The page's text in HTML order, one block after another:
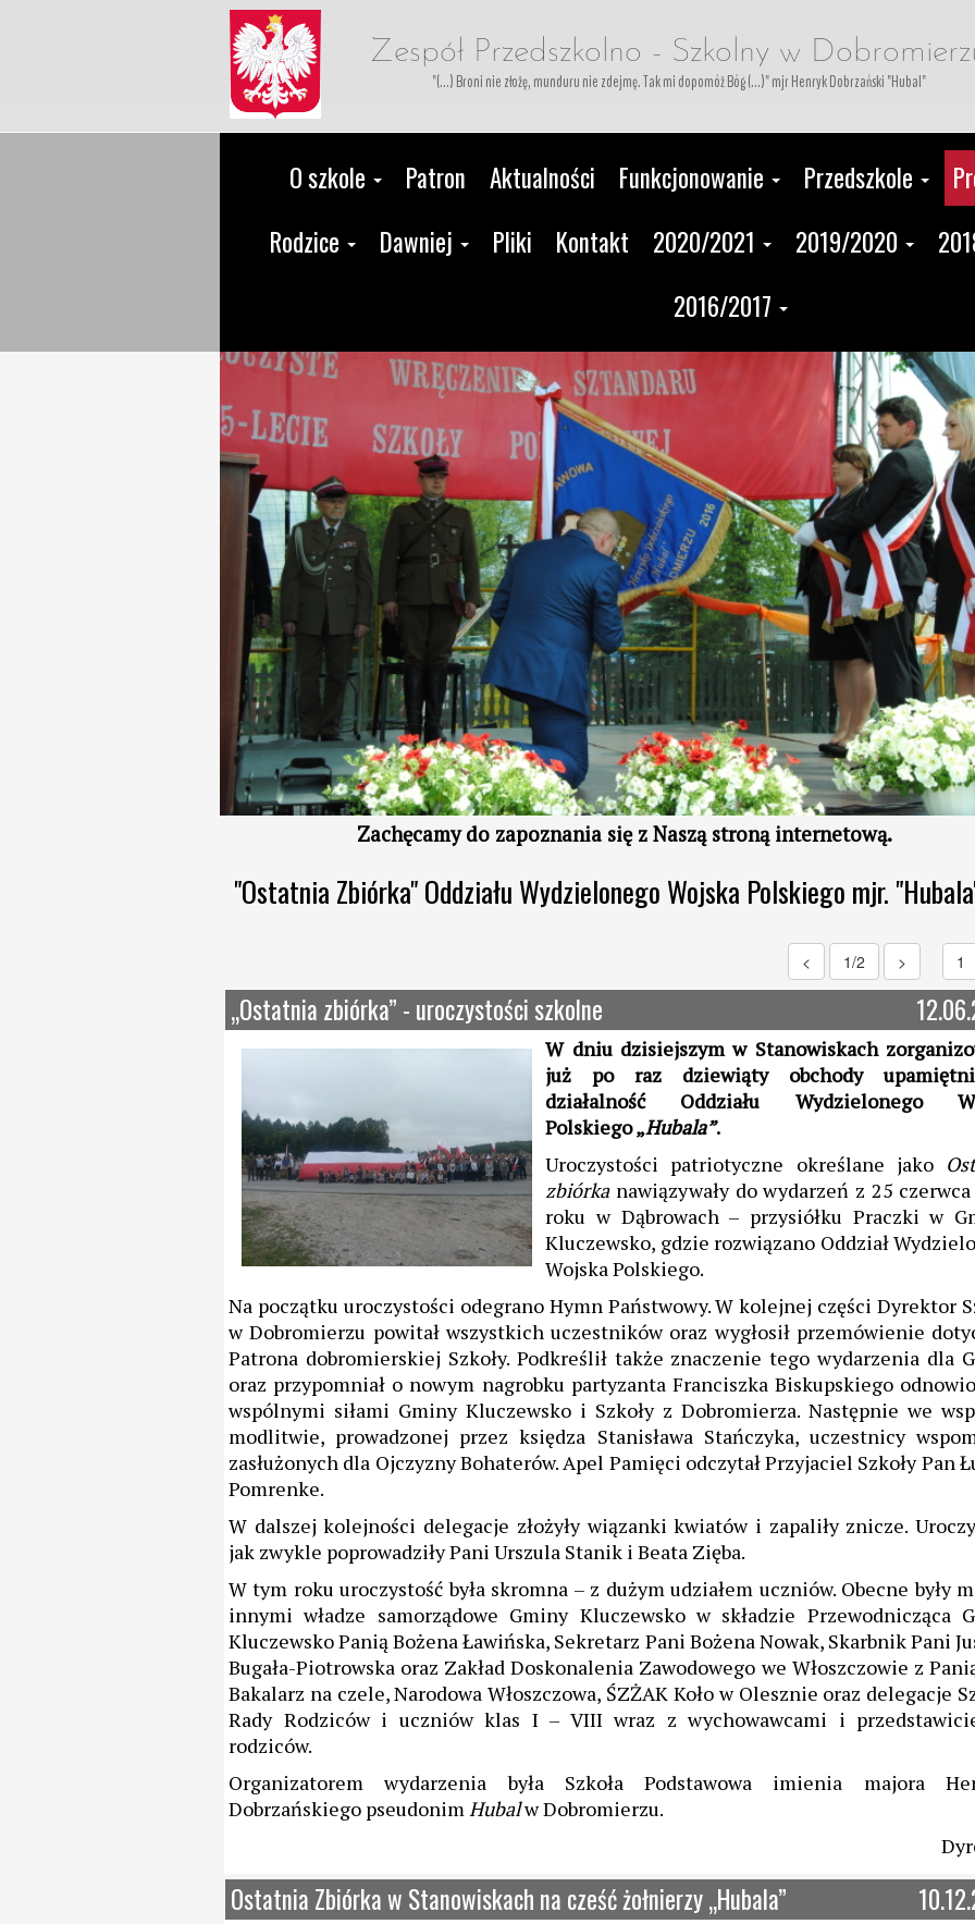
Zespół Przedszkolno - Szkolny w
"(...) Broni nie złożę, munduru nie zdejmę. Tak mi dopomóż Bóg (...)" mjr Henryk Dobrzański "Hubal"
O szkole Patron Aktualności Funkcjonowanie Przedszkole
Rodzice
Dawniej Pliki Kontakt 2020/2021 2019/2020
2016/2017
Zachęcamy do zapoznania się z Naszą stroną internetową.
"Ostatnia Zbiórka" Oddziału Wydzielonego Wojska Polskiego mjr.
< 1/2 > 1
„Ostatnia zbiórka” - uroczystości szkolne
W dniu dzisiejszym w Stanowiskach
już po raz dziewiąty obchody
działalność Oddziału Wydzielonego
Polskiego „Hubala”.
Uroczystości patriotyczne określane jako
zbiórkanawiązywały do wydarzeń z 25
roku w Dąbrowach – przysiółku Praczki w
Kluczewsko, gdzie rozwiązano Oddział
Wojska Polskiego.
Na początku uroczystości odegrano Hymn Państwowy. W kolejnej części Dyrektor
w Dobromierzu powitał wszystkich uczestników oraz wygłosił przemówienie
Patrona dobromierskiej Szkoły. Podkreślił także znaczenie tego wydarzenia dla
oraz przypomniał o nowym nagrobku partyzanta Franciszka Biskupskiego
wspólnymi siłami Gminy Kluczewsko i Szkoły z Dobromierza. Następnie we
modlitwie, prowadzonej przez księdza Stanisława Stańczyka, uczestnicy
zasłużonych dla Ojczyzny Bohaterów. Apel Pamięci odczytał Przyjaciel Szkoły Pan
Pomrenke.
W dalszej kolejności delegacje złożyły wiązanki kwiatów i zapaliły znicze.
jak zwykle poprowadziły Pani Urszula Stanik i Beata Zięba.
W tym roku uroczystość była skromna – z dużym udziałem uczniów. Obecne były
innymi władze samorządowe Gminy Kluczewsko w składzie Przewodnicząca
Kluczewsko Panią Bożena Ławińska, Sekretarz Pani Bożena Nowak, Skarbnik Pani
Bugała-Piotrowska oraz Zakład Doskonalenia Zawodowego we Włoszczowie z
Bakalarz na czele, Narodowa Włoszczowa, ŚZŻAK Koło w Olesznie oraz delegacje
Rady Rodziców i uczniów klas I – VIII wraz z wychowawcami i
rodziców.
Organizatorem wydarzenia była Szkoła Podstawowa imienia majora
Dobrzańskiego pseudonimHubalw Dobromierzu.
Ostatnia Zbiórka w Stanowiskach na cześć żołnierzy „Hubala”
Centrum
Nauczycieli
Śniadanie
Dzień
Mnożenia
Szkoła
Zdrowie
Akademia
Puchatka
Synergia
Dzień
Mnożenia
Razem
2014/
Razem
2013/
Szkoła z
Strona
Młodzieży
Szkoła
Szkoła
Przemocy
Szkoła
Przemocy